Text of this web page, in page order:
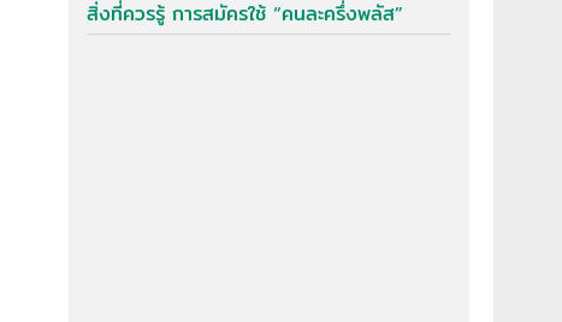
สิ่งที่ควรรู้ การสมัครใช้ “คนละครึ่งพลัส”